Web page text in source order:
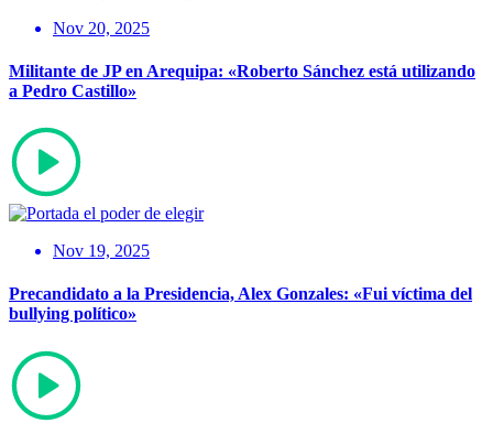
Nov 20, 2025
Militante de JP en Arequipa: «Roberto Sánchez está utilizando
a Pedro Castillo»
Nov 19, 2025
Precandidato a la Presidencia, Alex Gonzales: «Fui víctima del
bullying político»